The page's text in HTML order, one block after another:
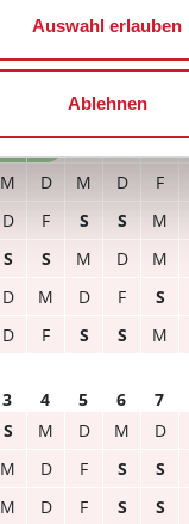
Auswahl erlauben
Ablehnen
belegt
5 6
F S S M D
M D M D F
D F S S M
S S M D M
D M D F S
D F S S M
3 4 5 6 7
S M D M D
M D F S S
M D F S S